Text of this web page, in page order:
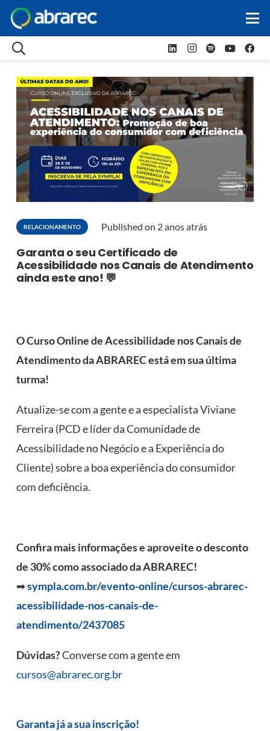
RELACIONAMENTO Published on 2 anos atrás
Garanta o seu Certificado de
Acessibilidade nos Canais de Atendimento
ainda este ano! 💬
O Curso Online de Acessibilidade nos Canais de
Atendimento da ABRAREC está em sua última
turma!
Atualize-se com a gente e a especialista Viviane
Ferreira (PCD e líder da Comunidade de
Acessibilidade no Negócio e a Experiência do
Cliente) sobre a boa experiência do consumidor
com deficiência.
Confira mais informações e aproveite o desconto
de 30% como associado da ABRAREC!
➡sympla.com.br/evento-online/cursos-abrarec-
acessibilidade-nos-canais-de-
atendimento/2437085
Dúvidas?Converse com a gente em
cursos@abrarec.org.br
Garanta já a sua inscrição!